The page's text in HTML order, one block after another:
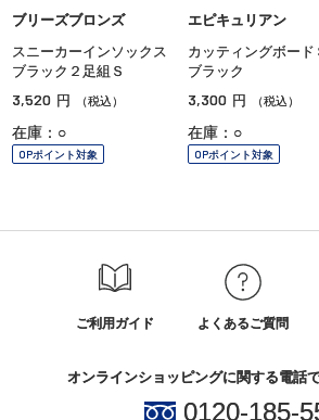
ブリーズブロンズ
スニーカーインソックス
ブラック２足組Ｓ
3,520 円 （税込）
在庫：○
OPポイント対象
エピキュリアン
カッティングボー
ブラック
3,300 円 （税込）
在庫：○
OPポイント対象
ご利用ガイド よくあるご質問
オンラインショッピングに関する電話
0120-185-